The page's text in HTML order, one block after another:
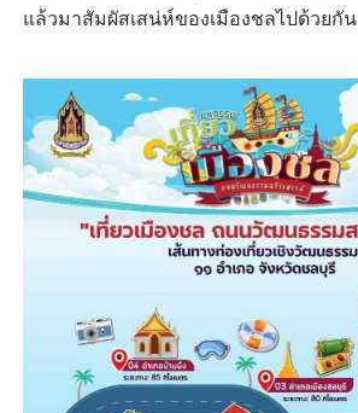
แล้วมาสัมผัสเสน่ห์ของเมืองชลไปด้วยกัน